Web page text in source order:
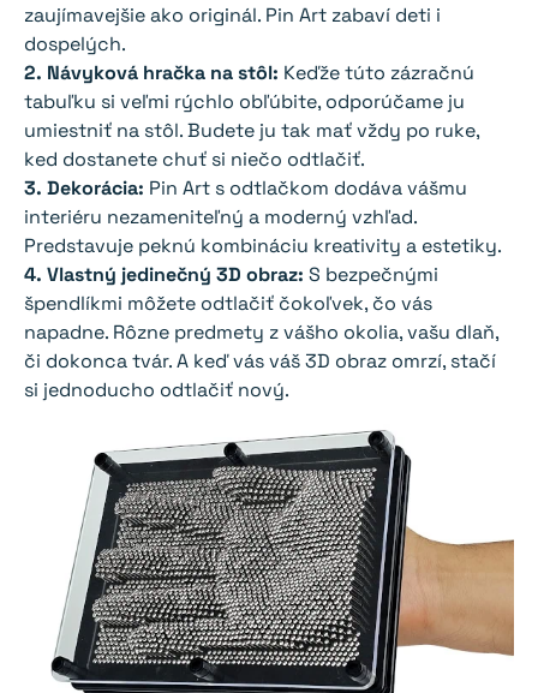
zaujímavejšie ako originál. Pin Art zabaví deti i
dospelých.
2. Návyková hračka na stôl: Keďže túto zázračnú
tabuľku si veľmi rýchlo obľúbite, odporúčame ju
umiestniť na stôl. Budete ju tak mať vždy po ruke,
ked dostanete chuť si niečo odtlačiť.
3. Dekorácia: Pin Art s odtlačkom dodáva vášmu
interiéru nezameniteľný a moderný vzhľad.
Predstavuje peknú kombináciu kreativity a estetiky.
4. Vlastný jedinečný 3D obraz: S bezpečnými
špendlíkmi môžete odtlačiť čokoľvek, čo vás
napadne. Rôzne predmety z vášho okolia, vašu dlaň,
či dokonca tvár. A keď vás váš 3D obraz omrzí, stačí
si jednoducho odtlačiť nový.